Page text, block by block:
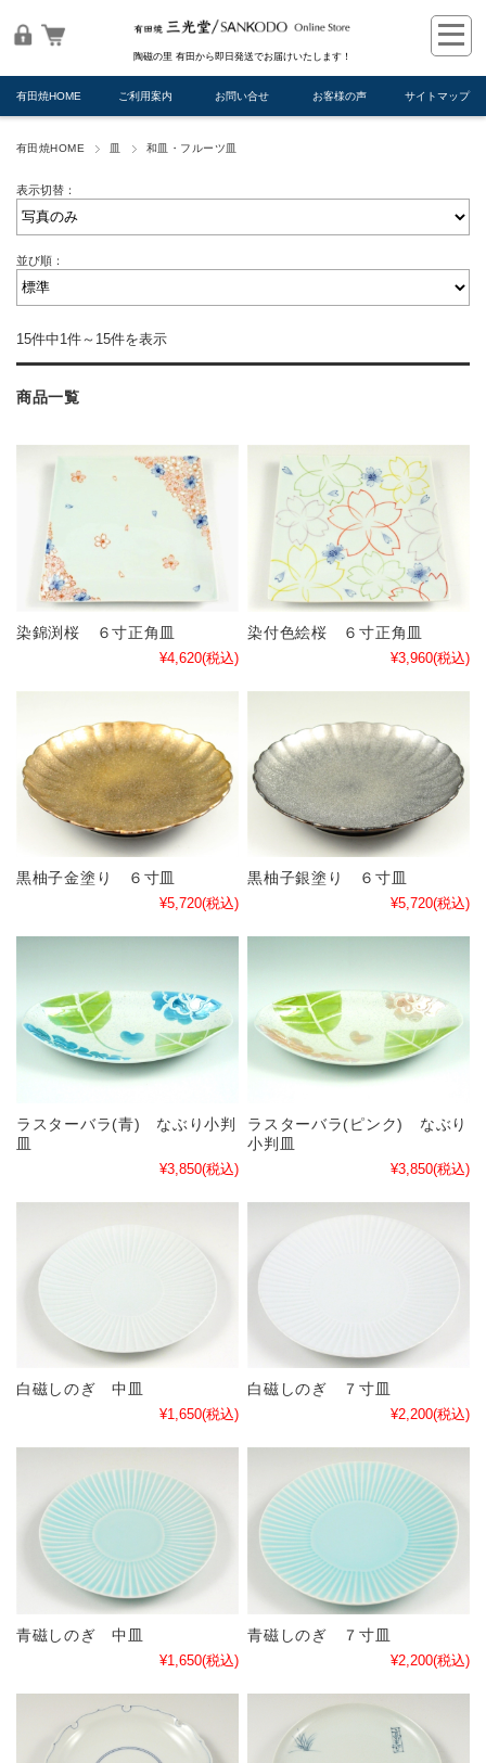
陶磁の里 有田から即日発送でお届けいたします！
有田焼HOME ご利用案内 お問い合せ お客様の声 サイトマップ
有田焼HOME 皿 和皿・フルーツ皿
表示切替：
並び順：
15件中1件～15件を表示
商品一覧
染錦渕桜 ６寸正角皿
¥4,620(税込)
染付色絵桜 ６寸正角皿
¥3,960(税込)
黒柚子金塗り ６寸皿
¥5,720(税込)
黒柚子銀塗り ６寸皿
¥5,720(税込)
ラスターバラ(青) なぶり小判
皿
¥3,850(税込)
ラスターバラ(ピンク) なぶり
小判皿
¥3,850(税込)
白磁しのぎ 中皿
¥1,650(税込)
白磁しのぎ ７寸皿
¥2,200(税込)
青磁しのぎ 中皿
¥1,650(税込)
青磁しのぎ ７寸皿
¥2,200(税込)